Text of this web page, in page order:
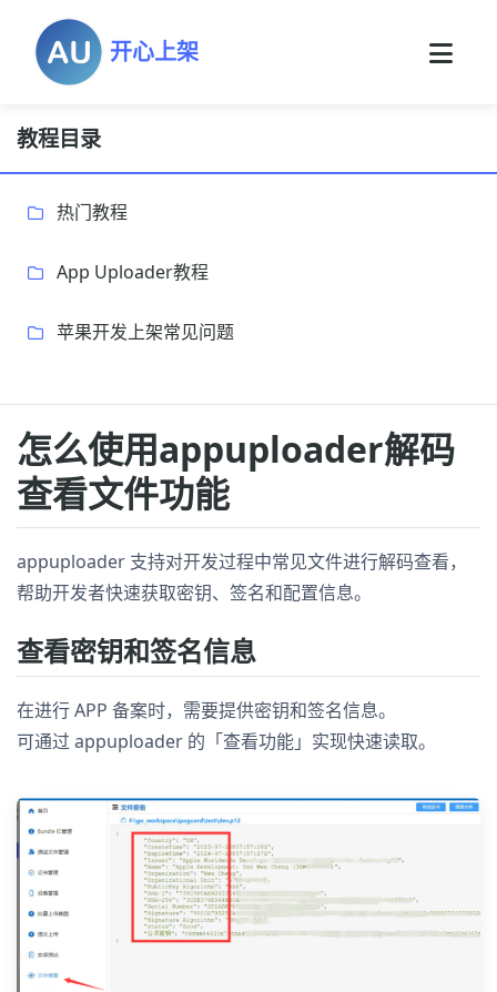
开心上架
教程目录
热门教程
App Uploader教程
苹果开发上架常见问题
怎么使用appuploader解码
查看文件功能
appuploader 支持对开发过程中常见文件进行解码查看，
帮助开发者快速获取密钥、签名和配置信息。
查看密钥和签名信息
在进行 APP 备案时，需要提供密钥和签名信息。
可通过 appuploader 的「查看功能」实现快速读取。